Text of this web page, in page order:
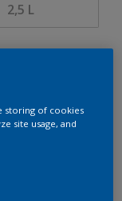
2,5 L
online
we werken
storing of cookies
site usage, and